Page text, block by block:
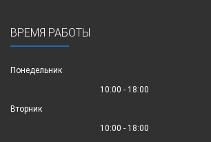
ВРЕМЯ РАБОТЫ
Понедельник
10:00 - 18:00
Вторник
10:00 - 18:00